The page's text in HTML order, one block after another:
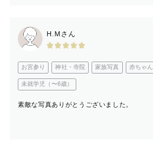
H.Mさん
お宮参り 神社・寺院 家族写真 赤ちゃん
未就学児（〜6歳）
素敵な写真ありがとうございました。